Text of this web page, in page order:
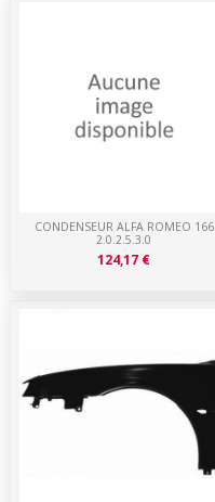
CONDENSEUR ALFA ROMEO 166
2.0.2.5.3.0
124,17 €